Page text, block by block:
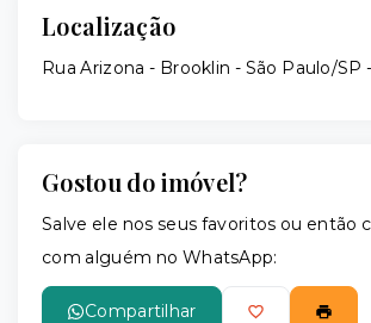
Localização
Rua Arizona - Brooklin - São Paulo/SP
Gostou do imóvel?
Salve ele nos seus favoritos ou então
com alguém no WhatsApp:
Compartilhar